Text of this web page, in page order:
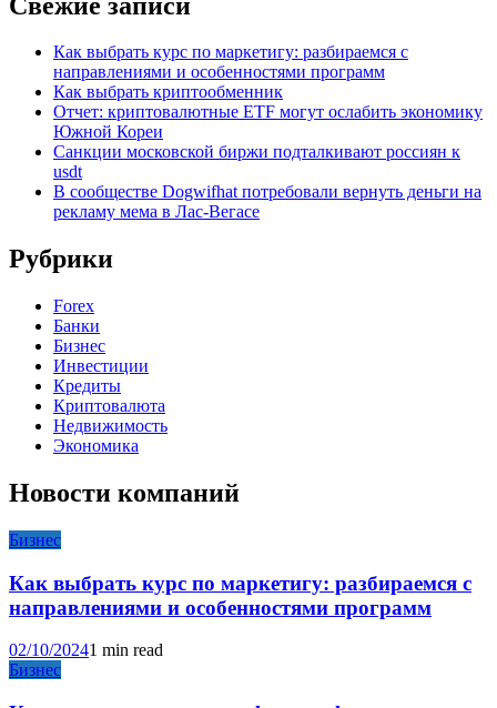
Как выбрать курс по маркетигу: разбираемся с
направлениями и особенностями программ
Как выбрать криптообменник
Отчет: криптовалютные ETF могут ослабить экономику
Южной Кореи
Санкции московской биржи подталкивают россиян к
usdt
В сообществе Dogwifhat потребовали вернуть деньги на
рекламу мема в Лас-Вегасе
Рубрики
Forex
Банки
Бизнес
Инвестиции
Кредиты
Криптовалюта
Недвижимость
Экономика
Новости компаний
Бизнес
Как выбрать курс по маркетигу: разбираемся с
направлениями и особенностями программ
02/10/20241 min read
Бизнес